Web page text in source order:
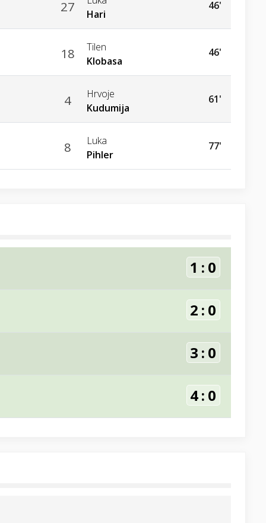
27
Hari
46'
18
Tilen
Klobasa
46'
4
Hrvoje
Kudumija
61'
8
Luka
Pihler
77'
1 : 0
2 : 0
3 : 0
4: 0